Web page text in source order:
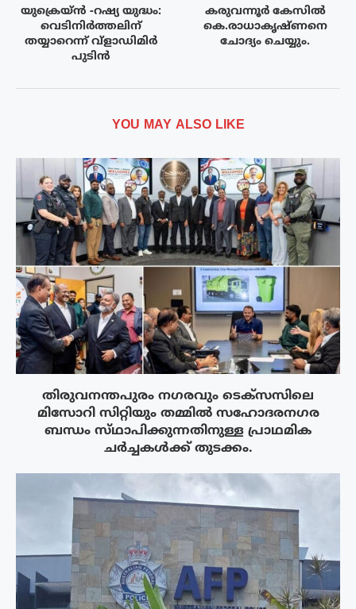
യുക്രെയ്ൻ -റഷ്യ യുദ്ധം:
വെടിനിർത്തലിന്
തയ്യാറെന്ന് വ്ളാഡിമിർ
പുടിൻ
കരുവന്നൂർ കേസിൽ
കെ.രാധാകൃഷ്ണനെ
ചോദ്യം ചെയ്യും.
YOU MAY ALSO LIKE
തിരുവനന്തപുരം നഗരവും ടെക്‌സസിലെ
മിസോറി സിറ്റിയും തമ്മിൽ സഹോദരനഗര
ബന്ധം സ്‌ഥാപിക്കുന്നതിനുള്ള പ്രാഥമിക
ചർച്ചകൾക്ക് തുടക്കം.